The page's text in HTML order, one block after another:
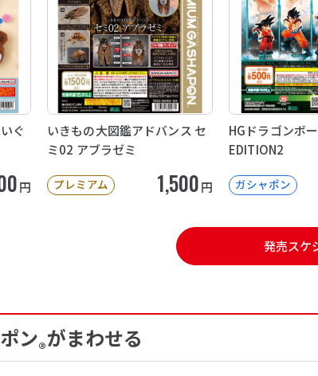
ぐ
円
いきもの大図鑑アドバンス セ
ミ02 アブラゼミ
プレミアム 1,500円
HGドラゴンボ
EDITION2
ガシャポン
発売スケ
ン®がまわせる